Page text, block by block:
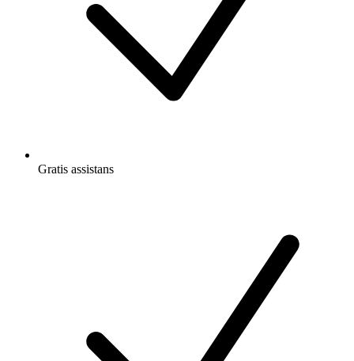
Gratis assistans